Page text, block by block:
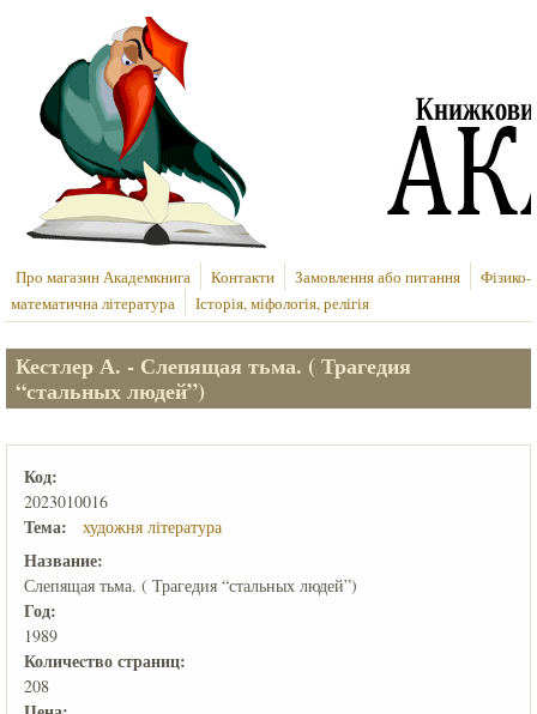
Перейти до основного вмісту
Про магазин Академкнига Контакти Замовлення або питання
Фізико-
математична література
Історія, міфологія, релігія
Кестлер А. - Слепящая тьма. ( Трагедия
“стальных людей”)
Код:
2023010016
Тема: художня література
Название:
Слепящая тьма. ( Трагедия “стальных людей”)
Год:
1989
Количеcтво страниц:
208